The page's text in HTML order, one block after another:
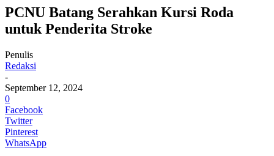
PCNU Batang Serahkan Kursi Roda
untuk Penderita Stroke
Penulis
Redaksi
-
September 12, 2024
0
Facebook
Twitter
Pinterest
WhatsApp